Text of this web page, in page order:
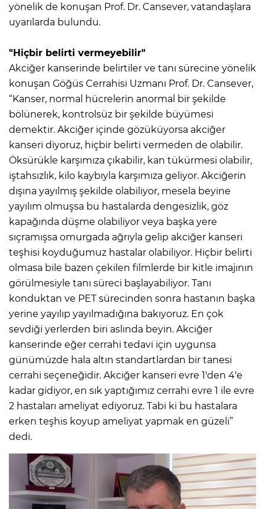
yönelik de konuşan Prof. Dr. Cansever, vatandaşlara
uyarılarda bulundu.
"Hiçbir belirti vermeyebilir"
Akciğer kanserinde belirtiler ve tanı sürecine yönelik
konuşan Göğüs Cerrahisi Uzmanı Prof. Dr. Cansever,
“Kanser, normal hücrelerin anormal bir şekilde
bölünerek, kontrolsüz bir şekilde büyümesi
demektir. Akciğer içinde gözüküyorsa akciğer
kanseri diyoruz, hiçbir belirti vermeden de olabilir.
Öksürükle karşımıza çıkabilir, kan tükürmesi olabilir,
iştahsızlık, kilo kaybıyla karşımıza geliyor. Akciğerin
dışına yayılmış şekilde olabiliyor, mesela beyine
yayılım olmuşsa bu hastalarda dengesizlik, göz
kapağında düşme olabiliyor veya başka yere
sıçramışsa omurgada ağrıyla gelip akciğer kanseri
teşhisi koyduğumuz hastalar olabiliyor. Hiçbir belirti
olmasa bile bazen çekilen filmlerde bir kitle imajının
görülmesiyle tanı süreci başlayabiliyor. Tanı
konduktan ve PET sürecinden sonra hastanın başka
yerine yayılıp yayılmadığına bakıyoruz. En çok
sevdiği yerlerden biri aslında beyin. Akciğer
kanserinde eğer cerrahi tedavi için uygunsa
günümüzde hala altın standartlardan bir tanesi
cerrahi seçeneğidir. Akciğer kanseri evre 1'den 4'e
kadar gidiyor, en sık yaptığımız cerrahi evre 1 ile evre
2 hastaları ameliyat ediyoruz. Tabi ki bu hastalara
erken teşhis koyup ameliyat yapmak en güzeli”
dedi.